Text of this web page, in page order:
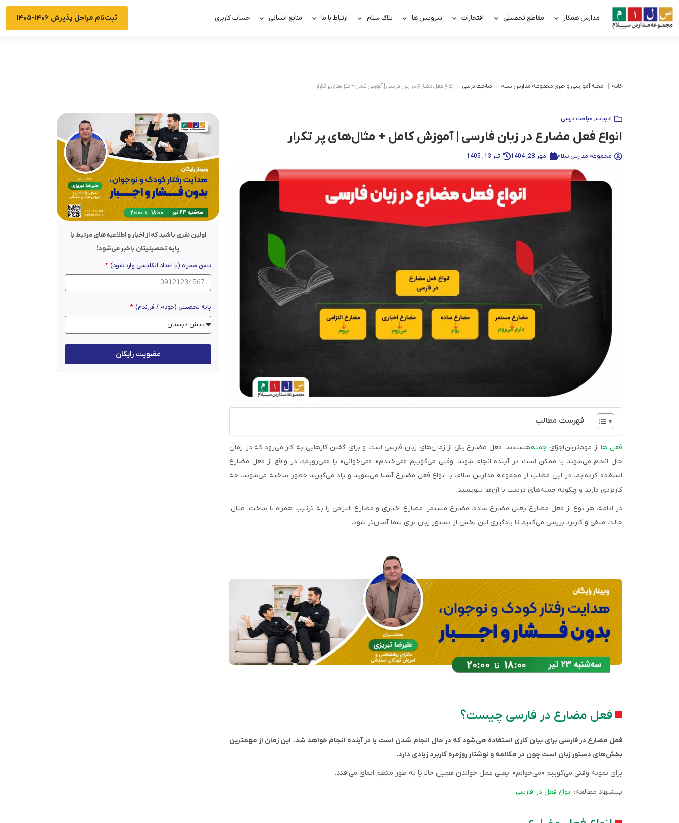
مدارس همکار مقاطع تحصیلی افتخارات سرویس ها بلاگ سلام ارتباط با ما منابع انسانی حساب کاربری ثبت‌نام مراحل پذیرش ۱۴۰۶-۱۴۰۵
خانه مجله آموزشی و خبری مجموعه مدارس سلام مباحث درسی انواع فعل مضارع در زبان فارسی | آموزش کامل + مثال‌های پر تکرار
ادبیات, مباحث درسی
انواع فعل مضارع در زبان فارسی | آموزش کامل + مثال‌های پر تکرار
مجموعه مدارس سلام مهر 28, 1404 تیر 13, 1405
فهرست مطالب
فعل هااز مهم‌ترین اجزای جملههستتند. فعل مضارع یکی از زمان‌های زبان فارسی است و برای گفتن کارهایی به کار می‌رود که در زمان
حال انجام می‌شوند یا ممکن است در آینده انجام شوند. وقتی می‌گوییم «می‌خندم»، «می‌خوانی» یا «می‌رویم»، در واقع از فعل مضارع
استفاده کرده‌ایم. در این مطلب از مجموعه مدارس سلام، با انواع فعل مضارع آشنا می‌شوید و یاد می‌گیرید چطور ساخته می‌شوند، چه
کاربردی دارند و چگونه جمله‌های درست با آن‌ها بنویسید.
در ادامه، هر نوع از فعل مضارع یعنی مضارع ساده، مضارع مستمر، مضارع اخباری و مضارع التزامی را به ترتیب همراه با ساخت، مثال،
حالت منفی و کاربرد بررسی می‌کنیم تا یادگیری این بخش از دستور زبان برای شما آسان‌تر شود.
فعل مضارع در فارسی چیست؟
فعل مضارع در فارسی برای بیان کاری استفاده می‌شود که در حال انجام شدن است یا در آینده انجام خواهد شد. این زمان از مهمترین
بخش‌های دستور زبان است چون در مکالمه و نوشتار روزمره کاربرد زیادی دارد.
برای نمونه وقتی می‌گوییم «می‌خوانم»، یعنی عمل خواندن همین حالا یا به طور منظم اتفاق می‌افتد.
پیشنهاد مطالعه: انواع فعل در فارسی
اولین نفری باشید که از اخبار و اطلاعیه‌های مرتبط با
پایه تحصیلیتان باخبر می‌شود!
تلفن همراه (با اعداد انگلیسی وارد شود)
پایه تحصیلی (خودم / فرزندم)
عضویت رایگان